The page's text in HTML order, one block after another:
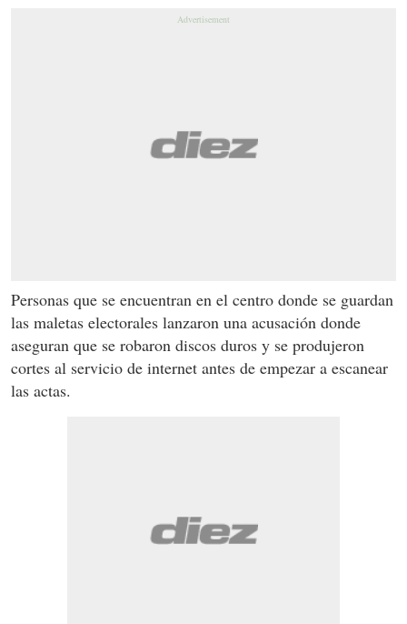
Personas que se encuentran en el centro donde se guardan
las maletas electorales lanzaron una acusación donde
aseguran que se robaron discos duros y se produjeron
cortes al servicio de internet antes de empezar a escanear
las actas.